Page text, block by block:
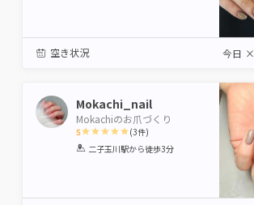
空き状況 今日 ×
Mokachi_nail
Mokachiのお爪づくり
5
1 2 3 4 5
(3件)
二子玉川駅から徒歩3分